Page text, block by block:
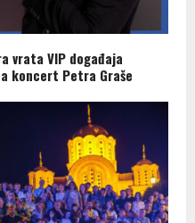
vrata VIP događaja
koncert Petra Graše